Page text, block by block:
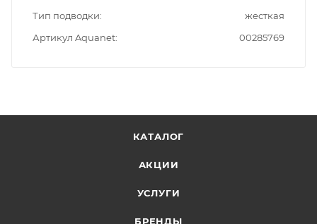
Тип подводки
жесткая
Артикул Aquanet
00285769
КАТАЛОГ
АКЦИИ
УСЛУГИ
БРЕНДЫ